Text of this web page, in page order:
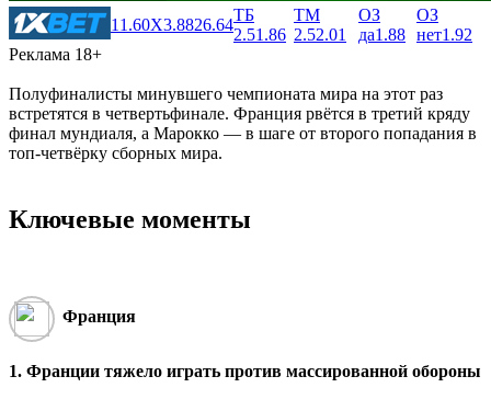
1 1.60X3.8826.64
ТБ
2.51.86
ТМ
2.52.01
ОЗ
да1.88
ОЗ
нет1.92
Реклама 18+
Полуфиналисты минувшего чемпионата мира на этот раз
встретятся в четвертьфинале. Франция рвётся в третий кряду
финал мундиаля, а Марокко — в шаге от второго попадания в
топ-четвёрку сборных мира.
Ключевые моменты
Франция
1. Франции тяжело играть против массированной обороны